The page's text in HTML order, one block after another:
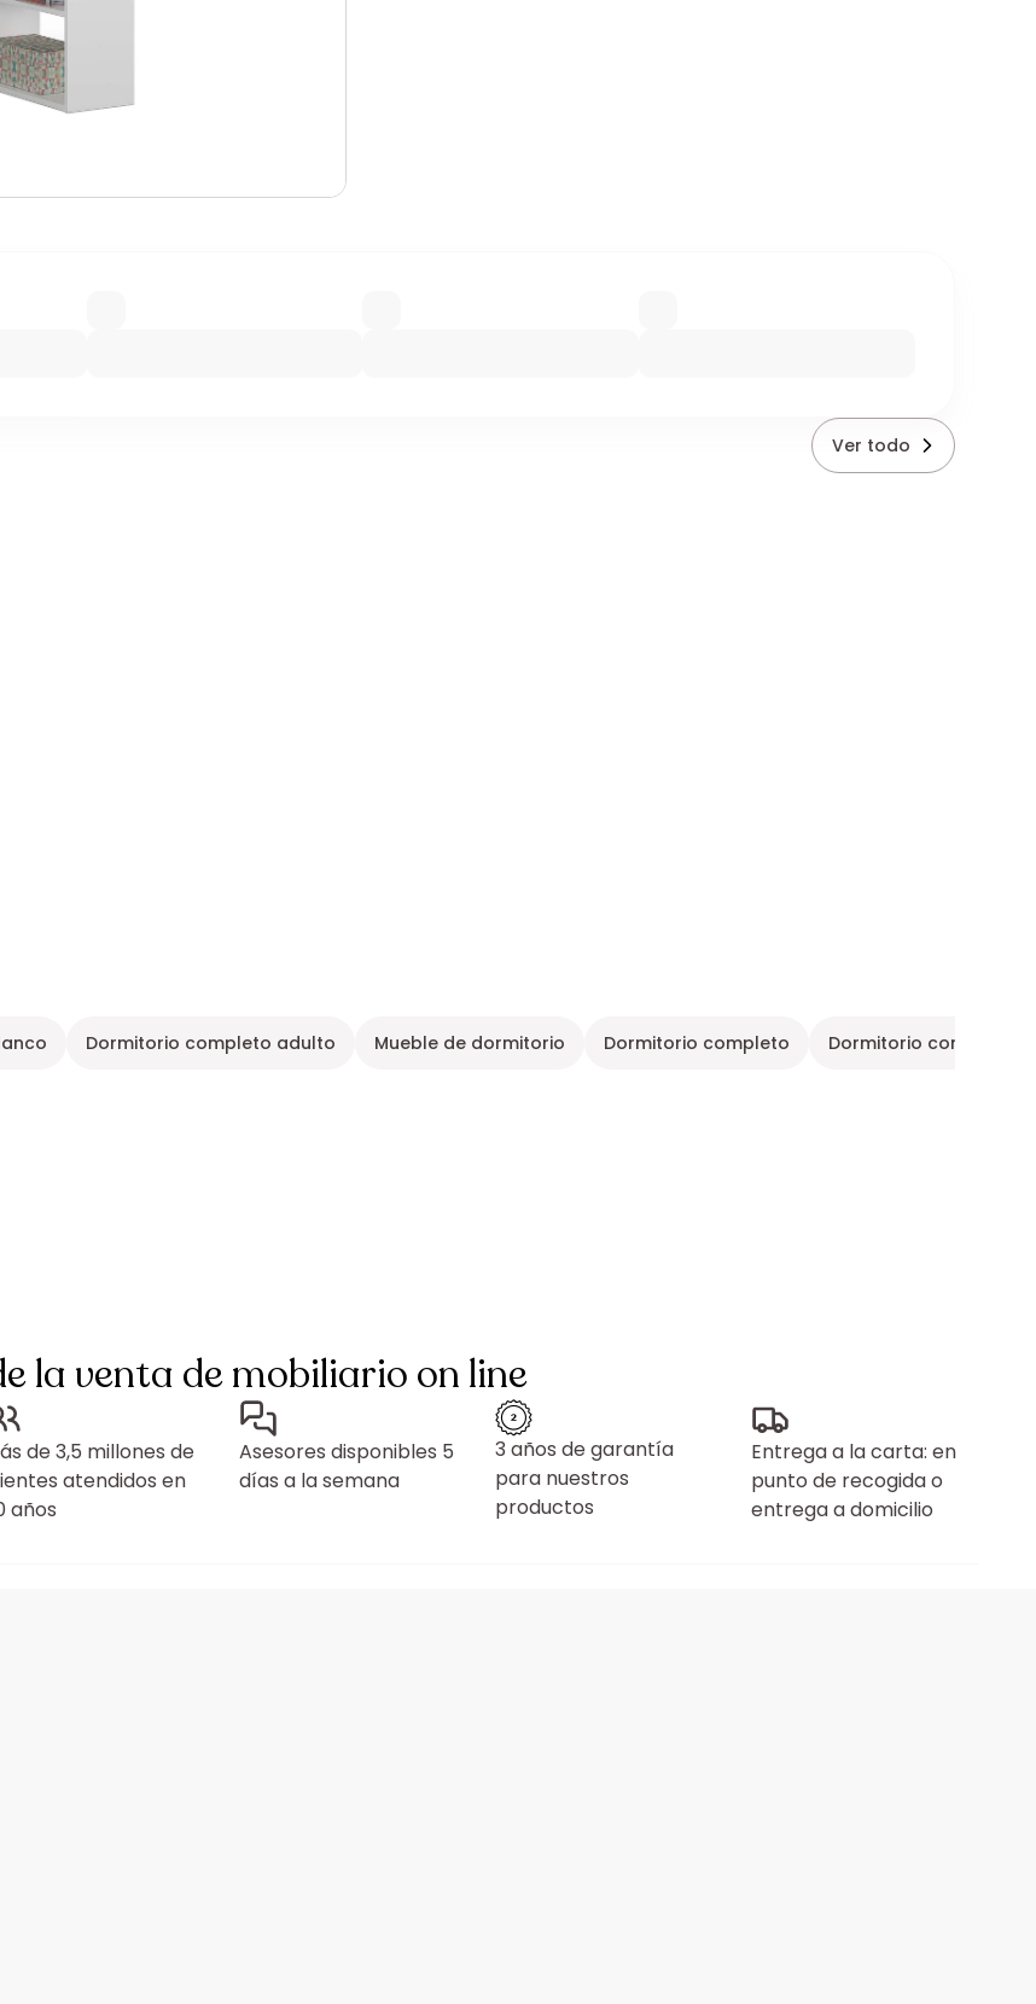
Ver todo
Dormitorio completo adulto Mueble de dormitorio Dormitorio completo Dormitorio completo
la venta de mobiliario on line
de 3,5 millones de
atendidos en
años
Asesores disponibles 5
días a la semana
3 años de garantía
para nuestros
productos
Entrega a la carta: en
punto de recogida o
entrega a domicilio